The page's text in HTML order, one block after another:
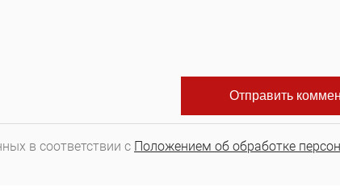
в соответствии с Положением об обработке